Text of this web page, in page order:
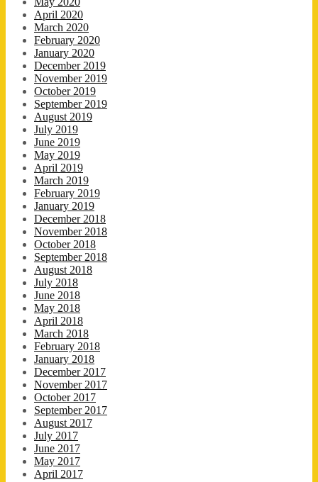
April 2020
March 2020
February 2020
January 2020
December 2019
November 2019
October 2019
September 2019
August 2019
July 2019
June 2019
May 2019
April 2019
March 2019
February 2019
January 2019
December 2018
November 2018
October 2018
September 2018
August 2018
July 2018
June 2018
May 2018
April 2018
March 2018
February 2018
January 2018
December 2017
November 2017
October 2017
September 2017
August 2017
July 2017
June 2017
May 2017
April 2017